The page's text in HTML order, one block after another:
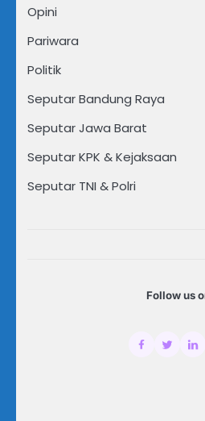
Opini
Pariwara
Politik
Seputar Bandung Raya
Seputar Jawa Barat
Seputar KPK & Kejaksaan
Seputar TNI & Polri
Follow us